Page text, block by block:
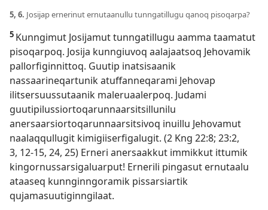
5, 6. Josijap ernerinut ernutaanullu tunngatillugu qanoq pisoqarpa?
5 Kunngimut Josijamut tunngatillugu aamma taamatut
pisoqarpoq. Josija kunngiuvoq aalajaatsoq Jehovamik
pallorfiginnittoq. Guutip inatsisaanik
nassaarineqartunik atuffanneqarami Jehovap
ilitsersuussutaanik maleruaalerpoq. Judami
guutipilussiortoqarunnaarsitsillunilu
anersaarsiortoqarunnaarsitsivoq inuillu Jehovamut
naalaqqullugit kimigiiserfigalugit. (2 Kng 22:8; 23:2,
3, 12-15, 24, 25) Erneri anersaakkut immikkut ittumik
kingornussarsigaluarput! Ernerili pingasut ernutaalu
ataaseq kunnginngoramik pissarsiartik
qujamasuutiginngilaat.